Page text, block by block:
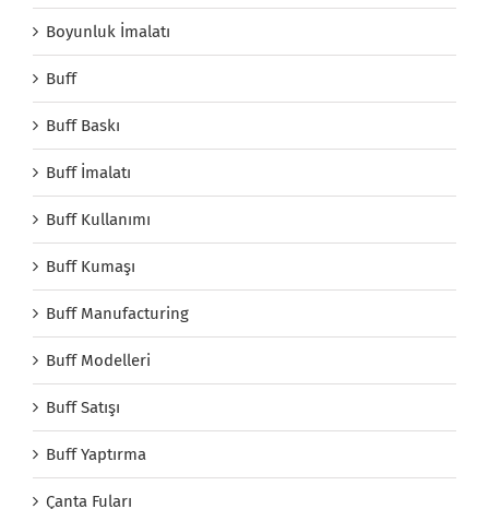
Boyunluk İmalatı
Buff
Buff Baskı
Buff İmalatı
Buff Kullanımı
Buff Kumaşı
Buff Manufacturing
Buff Modelleri
Buff Satışı
Buff Yaptırma
Çanta Fuları